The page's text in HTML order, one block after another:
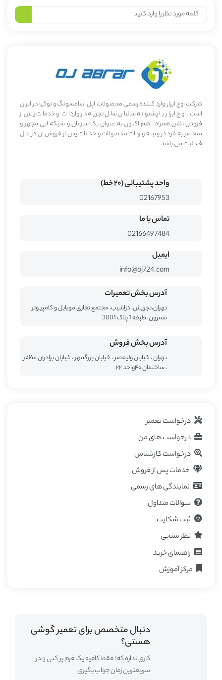
شرکت اوج ابرار وارد کننده رسمی محصولات اپل، سامسونگ و نوکیا در ایران
است. اوج ابرار با پشتوانه سالیان سال تجربه در واردات و خدمات پس از
فروش تلفن همراه ، هم اکنون به عنوان یک سازمان و شبکه ایی مجهز و
منحصر به فرد در زمینه واردات محصولات و خدمات پس از فروش آن در حال
فعالیت می باشد.
واحد پشتیبانی (۲۰ خط)
02167953
تماس با ما
02166497484
ایمیل
info@oj724.com
آدرس بخش تعمیرات
تهران،تجریش، دزاشیب، مجتمع تجاری موبایل و کامپیوتر
شمرون، طبقه 1 پلاک 3001
آدرس بخش فروش
تهران ، خیابان ولیعصر ، خیابان بزرگمهر ، خیابان برادران مظفر
، ساختمان ۴۰واحد ۲۲
درخواست تعمیر
درخواست های من
درخواست کارشناس
خدمات پس از فروش
نمایندگی های رسمی
سوالات متداول
ثبت شکایت
نظر سنجی
راهنمای خرید
مرکز آموزش
دنبال متخصص برای تعمیر گوشی
هستی؟
کاری نداره که ! فقط کافیه یک فرم پر کنی و در
سریعترین زمان جواب بگیری